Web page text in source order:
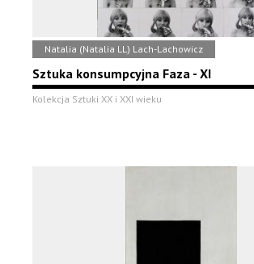
Natalia (Natalia LL) Lach-Lachowicz
Sztuka konsumpcyjna Faza - XI
Kolekcja Sztuki XX i XXI wieku